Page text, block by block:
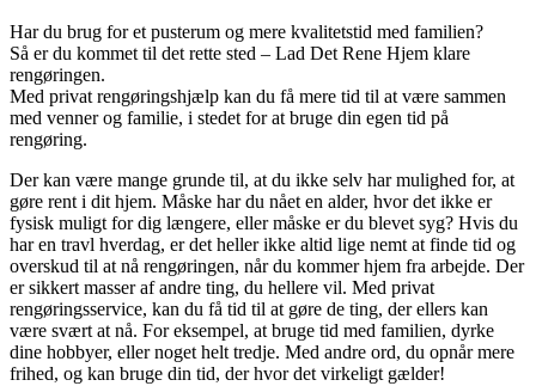
Har du brug for et pusterum og mere kvalitetstid med familien?
Så er du kommet til det rette sted – Lad Det Rene Hjem klare
rengøringen.
Med privat rengøringshjælp kan du få mere tid til at være sammen
med venner og familie, i stedet for at bruge din egen tid på
rengøring.
Der kan være mange grunde til, at du ikke selv har mulighed for, at
gøre rent i dit hjem. Måske har du nået en alder, hvor det ikke er
fysisk muligt for dig længere, eller måske er du blevet syg? Hvis du
har en travl hverdag, er det heller ikke altid lige nemt at finde tid og
overskud til at nå rengøringen, når du kommer hjem fra arbejde. Der
er sikkert masser af andre ting, du hellere vil. Med privat
rengøringsservice, kan du få tid til at gøre de ting, der ellers kan
være svært at nå. For eksempel, at bruge tid med familien, dyrke
dine hobbyer, eller noget helt tredje. Med andre ord, du opnår mere
frihed, og kan bruge din tid, der hvor det virkeligt gælder!